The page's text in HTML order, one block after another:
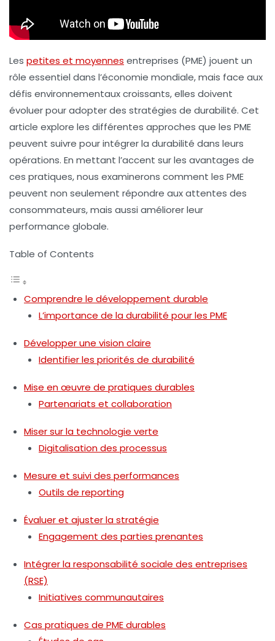
Les petites et moyennes entreprises (PME) jouent un
rôle essentiel dans l’économie mondiale, mais face aux
défis environnementaux croissants, elles doivent
évoluer pour adopter des stratégies de durabilité. Cet
article explore les différentes approches que les PME
peuvent suivre pour intégrer la durabilité dans leurs
opérations. En mettant l’accent sur les avantages de
ces pratiques, nous examinerons comment les PME
peuvent non seulement répondre aux attentes des
consommateurs, mais aussi améliorer leur
performance globale.
Table of Contents
Comprendre le développement durable
L’importance de la durabilité pour les PME
Développer une vision claire
Identifier les priorités de durabilité
Mise en œuvre de pratiques durables
Partenariats et collaboration
Miser sur la technologie verte
Digitalisation des processus
Mesure et suivi des performances
Outils de reporting
Évaluer et ajuster la stratégie
Engagement des parties prenantes
Intégrer la responsabilité sociale des entreprises
(RSE)
Initiatives communautaires
Cas pratiques de PME durables